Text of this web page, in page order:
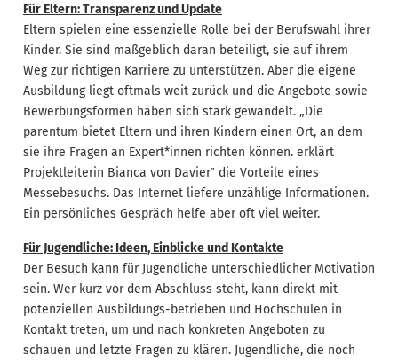
Für Eltern: Transparenz und Update
Eltern spielen eine essenzielle Rolle bei der Berufswahl ihrer
Kinder. Sie sind maßgeblich daran beteiligt, sie auf ihrem
Weg zur richtigen Karriere zu unterstützen. Aber die eigene
Ausbildung liegt oftmals weit zurück und die Angebote sowie
Bewerbungsformen haben sich stark gewandelt. „Die
parentum bietet Eltern und ihren Kindern einen Ort, an dem
sie ihre Fragen an Expert*innen richten können. erklärt
Projektleiterin Bianca von Davier‟ die Vorteile eines
Messebesuchs. Das Internet liefere unzählige Informationen.
Ein persönliches Gespräch helfe aber oft viel weiter.
Für Jugendliche: Ideen, Einblicke und Kontakte
Der Besuch kann für Jugendliche unterschiedlicher Motivation
sein. Wer kurz vor dem Abschluss steht, kann direkt mit
potenziellen Ausbildungs-betrieben und Hochschulen in
Kontakt treten, um und nach konkreten Angeboten zu
schauen und letzte Fragen zu klären. Jugendliche, die noch